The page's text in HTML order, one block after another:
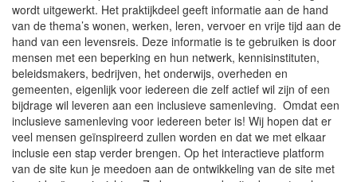
wordt uitgewerkt. Het praktijkdeel geeft informatie aan de hand
van de thema’s wonen, werken, leren, vervoer en vrije tijd aan de
hand van een levensreis. Deze informatie is te gebruiken is door
mensen met een beperking en hun netwerk, kennisinstituten,
beleidsmakers, bedrijven, het onderwijs, overheden en
gemeenten, eigenlijk voor iedereen die zelf actief wil zijn of een
bijdrage wil leveren aan een inclusieve samenleving. Omdat een
inclusieve samenleving voor iedereen beter is! Wij hopen dat er
veel mensen geïnspireerd zullen worden en dat we met elkaar
inclusie een stap verder brengen. Op het interactieve platform
van de site kun je meedoen aan de ontwikkeling van de site met